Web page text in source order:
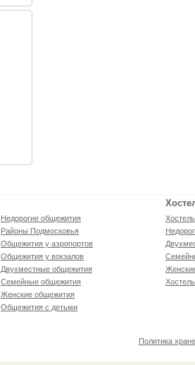
Недорогие общежития
Районы Подмосковья
Общежития у аэропортов
Общежития у вокзалов
Двухместные общежития
Семейные общежития
Женские общежития
Общежития с детьми
Политика